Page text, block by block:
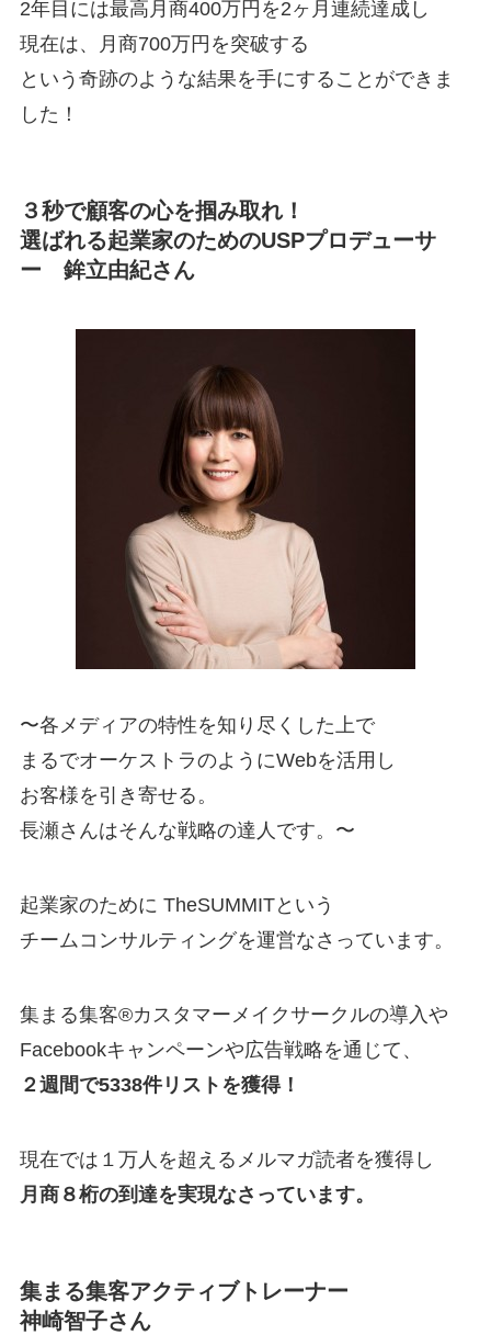
2年目には最高月商400万円を2ヶ月連続達成し
現在は、月商700万円を突破する
という奇跡のような結果を手にすることができま
した！
３秒で顧客の心を掴み取れ！
選ばれる起業家のためのUSPプロデューサ
ー 鉾立由紀さん
〜各メディアの特性を知り尽くした上で
まるでオーケストラのようにWebを活用し
お客様を引き寄せる。
長瀬さんはそんな戦略の達人です。〜
起業家のために TheSUMMITという
チームコンサルティングを運営なさっています。
集まる集客®カスタマーメイクサークルの導入や
Facebookキャンペーンや広告戦略を通じて、
２週間で5338件リストを獲得！
現在では１万人を超えるメルマガ読者を獲得し
月商８桁の到達を実現なさっています。
集まる集客アクティブトレーナー
神崎智子さん